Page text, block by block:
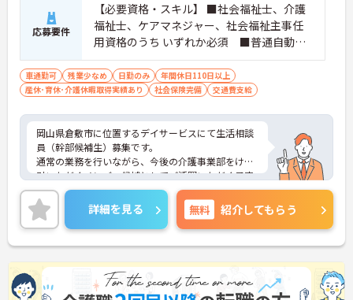
もと、困った時もすぐにお互いをフォローし合えま
す。
に安定して働ける環境です】
・残業は少なく、年間17日のリフレッシュ休暇も取
得できることで、心身の疲労をしっかり回復できま
・定年65歳以降も再雇用制度で70歳まで勤務可能で
あり、退職金制度も備わって無理なく長く続けられ
ます。
【一人ひとりの個性や希望を尊重し、自分らしくキ
ャリアを描ける職場です】
・時短勤務からフルタイム、さらには管理者へのス
テップアップまで、ライフステージに合わせた働き
・清潔感があれば髪色やネイルなども自由となって
おり、自分らしいスタイルを大切にできる環境で
応募要件
【必要資格・スキル】 ■社会福祉士、介護
福祉士、ケアマネジャー、社会福祉主事任
用資格のうち いずれか必須 ■普通自動車
運転免許（AT限定可） ■PCスキル（ワー
ド、エクセルの基本的な操作レベルで可）
車通勤可 残業少なめ 日勤のみ
年間休日110日以上
産休･育休･介護休暇取得実績あり
社会保険完備 交通費支給
岡山県倉敷市に位置するデイサービスにて生活相談
員（幹部候補生）募集です。
通常の業務を行いながら、今後の介護事業部をけん
引いただくメンバー候補としてご活躍いただく予定
です。
月平均残業10h程度、年間休日114日とメリハリをつ
けて働ける環境があります。
ご興味のある方には、面接対策ポイントなど、さら
に詳細をお話いたしますので、お気軽にご相談くだ
さい。
詳細を見る 無料 紹介してもらう